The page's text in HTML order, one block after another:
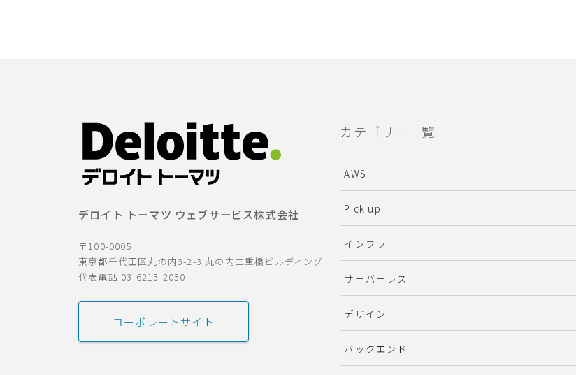
デロイト トーマツ ウェブサービス株式会社
〒100-0005
東京都千代田区丸の内3-2-3 丸の内二重橋ビルディング
代表電話 03-6213-2030
コーポレートサイト
カテゴリー一覧
AWS
Pick up
インフラ
サーバーレス
デザイン
バックエンド